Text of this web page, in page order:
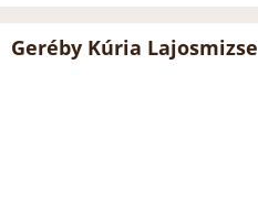
Geréby Kúria Lajosmizse